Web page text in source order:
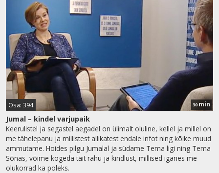
Osa: 394 30 min
Jumal – kindel varjupaik
Keerulistel ja segastel aegadel on ülimalt oluline, kellel ja millel on
me tähelepanu ja millistest allikatest endale infot ning kõike muud
ammutame. Hoides pilgu Jumalal ja südame Tema ligi ning Tema
Sõnas, võime kogeda täit rahu ja kindlust, millised iganes me
olukorrad ka poleks.